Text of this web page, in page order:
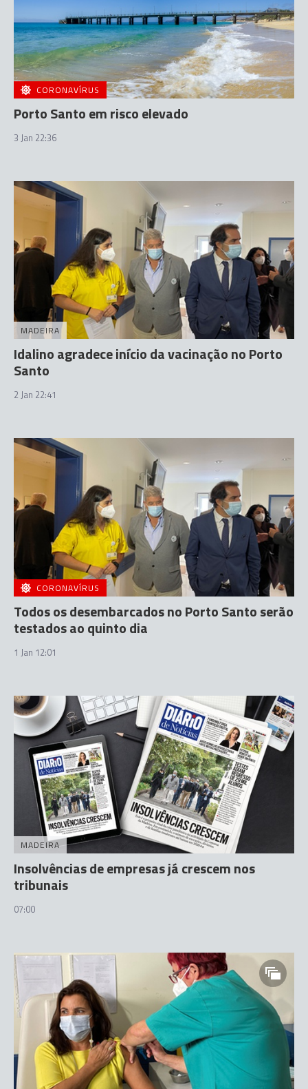
CORONAVÍRUS
Porto Santo em risco elevado
3 Jan 22:36
MADEIRA
Idalino agradece início da vacinação no Porto
Santo
2 Jan 22:41
CORONAVÍRUS
Todos os desembarcados no Porto Santo serão
testados ao quinto dia
1 Jan 12:01
MADEIRA
Insolvências de empresas já crescem nos
tribunais
07:00